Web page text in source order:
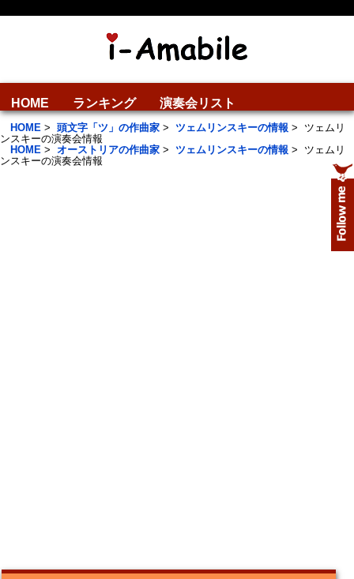
HOME ランキング 演奏会リスト
HOME > 頭文字「ツ」の作曲家 > ツェムリンスキーの情報 > ツェムリ
ンスキーの演奏会情報
HOME > オーストリアの作曲家 > ツェムリンスキーの情報 > ツェムリ
ンスキーの演奏会情報